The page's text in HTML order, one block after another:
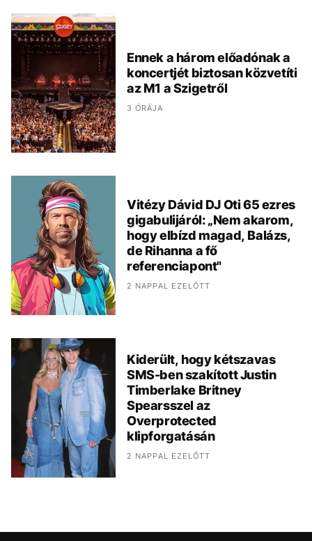
Ennek a három előadónak a
koncertjét biztosan közvetíti
az M1 a Szigetről
3 ÓRÁJA
Vitézy Dávid DJ Oti 65 ezres
gigabulijáról: „Nem akarom,
hogy elbízd magad, Balázs,
de Rihanna a fő
referenciapont"
2 NAPPAL EZELŐTT
Kiderült, hogy kétszavas
SMS-ben szakított Justin
Timberlake Britney
Spearsszel az
Overprotected
klipforgatásán
2 NAPPAL EZELŐTT